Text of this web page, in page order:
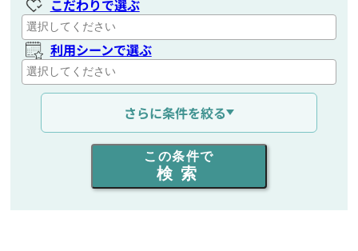
こだわりで選ぶ
利用シーンで選ぶ
通信距離を選ぶ
出力を選ぶ
同時通話人数を選ぶ
さらに条件を絞る
この条件で
検索